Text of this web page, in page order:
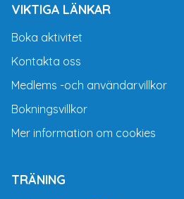
VIKTIGA LÄNKAR
Boka aktivitet
Kontakta oss
Medlems -och användarvillkor
Bokningsvillkor
Mer information om cookies
TRÄNING